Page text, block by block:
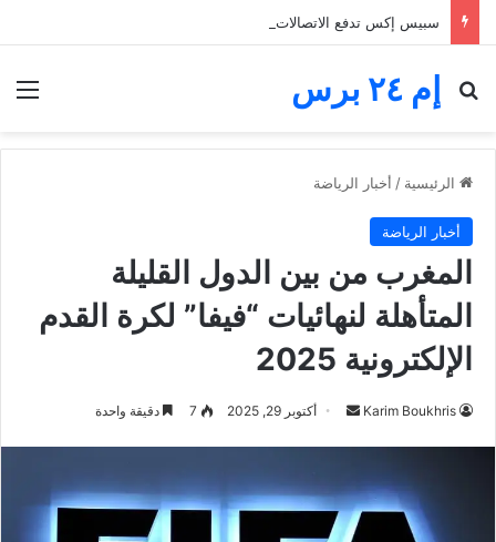
إم ٢٤ برس
بحث عن
الرئيسية / أخبار الرياضة
أخبار الرياضة
المغرب من بين الدول القليلة
المتأهلة لنهائيات “فيفا” لكرة القدم
الإلكترونية 2025
Karim Boukhris
أرسل أكتوبر 29, 2025 7 دقيقة واحدة